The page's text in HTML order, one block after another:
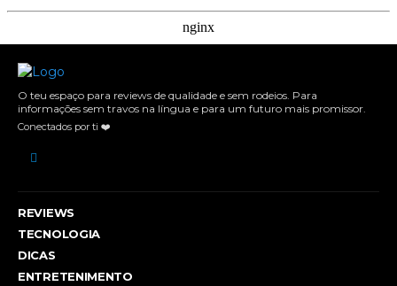
O teu espaço para reviews de qualidade e sem rodeios. Para
informações sem travos na língua e para um futuro mais promissor.
Conectados por ti ❤️
REVIEWS
TECNOLOGIA
DICAS
ENTRETENIMENTO